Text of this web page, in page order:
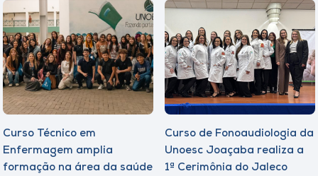
Curso Técnico em
Enfermagem amplia
formação na área da saúde
Curso de Fonoaudiologia da
Unoesc Joaçaba realiza a
1ª Cerimônia do Jaleco